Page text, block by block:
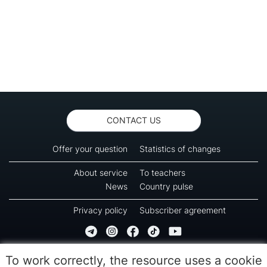
CONTACT US
Offer your question Statistics of changes
About service
To teachers
News
Country pulse
Privacy policy Subscriber agreement
To work correctly, the resource uses a cookie